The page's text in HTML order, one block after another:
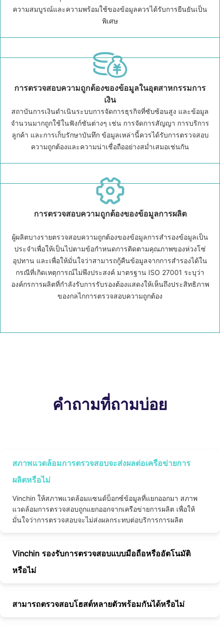
ความสมบูรณ์และความพร้อมใช้ของข้อมูลควรได้รับการยืนยันเป็น
พิเศษ
การตรวจสอบความถูกต้องของข้อมูลในอุตสาหกรรมการ
เงิน
สถาบันการเงินดำเนินระบบการจัดการธุรกิจที่ซับซ้อนสูง และข้อมูล
จำนวนมากถูกใช้ในฟังก์ชันต่างๆ เช่น การจัดการสัญญา การบริการ
ลูกค้า และการเก็บรักษาบันทึก ข้อมูลเหล่านี้ควรได้รับการตรวจสอบ
ความถูกต้องและความน่าเชื่อถืออย่างสม่ำเสมอเช่นกัน
การตรวจสอบความถูกต้องของข้อมูลการผลิต
ผู้ผลิตบางรายตรวจสอบความถูกต้องของข้อมูลการสำรองข้อมูลเป็น
ประจำเพื่อให้เป็นไปตามข้อกำหนดการติดตามคุณภาพของห่วงโซ่
อุปทาน และเพื่อให้มั่นใจว่าสามารถกู้คืนข้อมูลจากการสำรองได้ใน
กรณีที่เกิดเหตุการณ์ไม่พึงประสงค์ มาตรฐาน ISO 27001 ระบุว่า
องค์กรการผลิตที่กำลังรับการรับรองต้องแสดงให้เห็นถึงประสิทธิภาพ
ของกลไกการตรวจสอบความถูกต้อง
คำถามที่ถามบ่อย
สภาพแวดล้อมการตรวจสอบจะส่งผลต่อเครือข่ายการ
ผลิตหรือไม่
Vinchin ให้สภาพแวดล้อมแซนด์บ็อกซ์ข้อมูลที่แยกออกมา สภาพ
แวดล้อมการตรวจสอบถูกแยกออกจากเครือข่ายการผลิต เพื่อให้
มั่นใจว่าการตรวจสอบจะไม่ส่งผลกระทบต่อบริการการผลิต
Vinchin รองรับการตรวจสอบแบบมือถือหรืออัตโนมัติ
หรือไม่
สามารถตรวจสอบโฮสต์หลายตัวพร้อมกันได้หรือไม่